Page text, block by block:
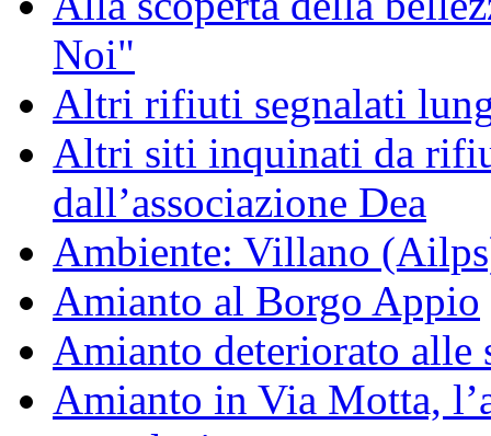
Noi"
Altri rifiuti segnalati
Altri siti inquinati da
dall’associazione Dea
Ambiente: Villano
Amianto al Borgo Appio
Amianto deteriorato alle
Amianto in Via Motta,